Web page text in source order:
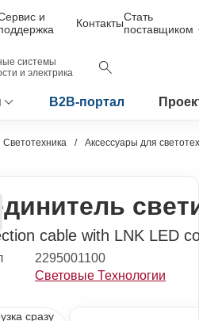
и
КонтактыСтать
поставщиком
системы
и электрика
B2B-портал
Светотехника Аксессуары для
cable with LNK LED
2295001100
Световые Технологии
сразу